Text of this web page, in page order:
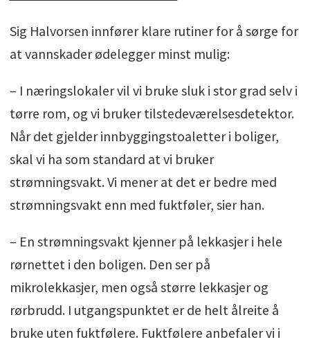
Sig Halvorsen innfører klare rutiner for å sørge for
at vannskader ødelegger minst mulig:
– I næringslokaler vil vi bruke sluk i stor grad selv i
tørre rom, og vi bruker tilstedeværelsesdetektor.
Når det gjelder innbyggingstoaletter i boliger,
skal vi ha som standard at vi bruker
strømningsvakt. Vi mener at det er bedre med
strømningsvakt enn med fuktføler, sier han.
– En strømningsvakt kjenner på lekkasjer i hele
rørnettet i den boligen. Den ser på
mikrolekkasjer, men også større lekkasjer og
rørbrudd. I utgangspunktet er de helt ålreite å
bruke uten fuktfølere. Fuktfølere anbefaler vi i